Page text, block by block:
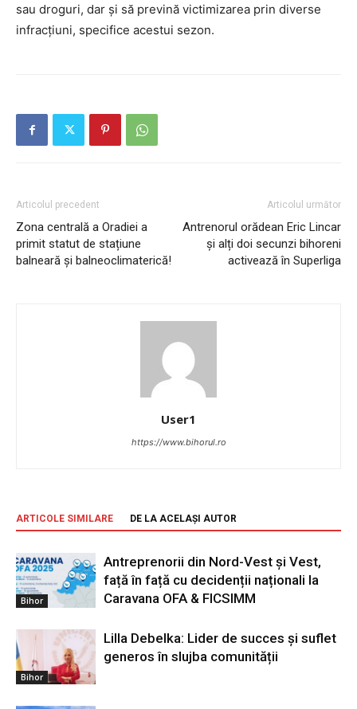
sau droguri, dar și să prevină victimizarea prin diverse
infracțiuni, specifice acestui sezon.
Articolul precedent
Zona centrală a Oradiei a
primit statut de stațiune
balneară și balneoclimaterică!
Articolul următor
Antrenorul orădean Eric Lincar
și alți doi secunzi bihoreni
activează în Superliga
User1
https://www.bihorul.ro
ARTICOLE SIMILARE DE LA ACELAȘI AUTOR
Bihor
Antreprenorii din Nord-Vest și Vest,
față în față cu decidenții naționali la
Caravana OFA & FICSIMM
Bihor
Lilla Debelka: Lider de succes și suflet
generos în slujba comunității